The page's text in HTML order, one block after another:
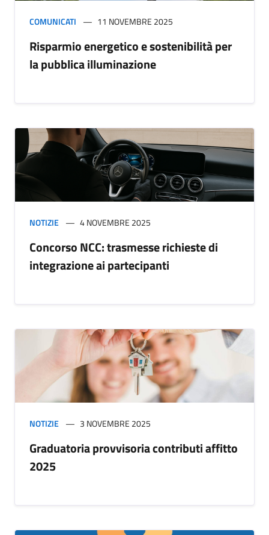
COMUNICATI 11 NOVEMBRE 2025
Risparmio energetico e sostenibilità per
la pubblica illuminazione
NOTIZIE 4 NOVEMBRE 2025
Concorso NCC: trasmesse richieste di
integrazione ai partecipanti
NOTIZIE 3 NOVEMBRE 2025
Graduatoria provvisoria contributi affitto
2025